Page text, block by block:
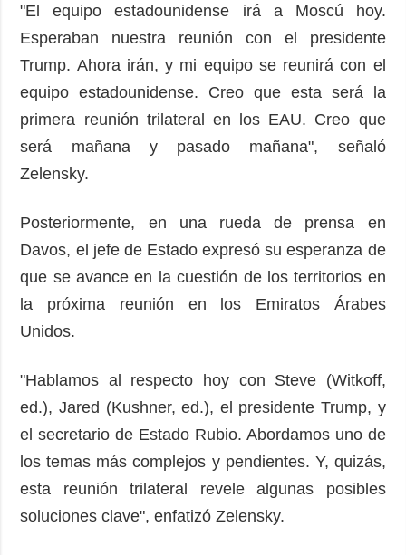
Publicaciones
Releases
imágenes
"El equipo estadounidense irá a Moscú hoy.
Esperaban nuestra reunión con el presidente
Trump. Ahora irán, y mi equipo se reunirá con el
equipo estadounidense. Creo que esta será la
primera reunión trilateral en los EAU. Creo que
será mañana y pasado mañana", señaló
Zelensky.
Posteriormente, en una rueda de prensa en
Davos, el jefe de Estado expresó su esperanza de
que se avance en la cuestión de los territorios en
la próxima reunión en los Emiratos Árabes
Unidos.
"Hablamos al respecto hoy con Steve (Witkoff,
ed.), Jared (Kushner, ed.), el presidente Trump, y
el secretario de Estado Rubio. Abordamos uno de
los temas más complejos y pendientes. Y, quizás,
esta reunión trilateral revele algunas posibles
soluciones clave", enfatizó Zelensky.